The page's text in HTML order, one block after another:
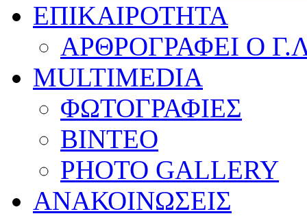
ΕΠΙΚΑΙΡΟΤΗΤΑ
ΑΡΘΡΟΓΡΑΦΕΙ Ο
MULTIMEDIA
ΦΩΤΟΓΡΑΦΙΕΣ
ΒΙΝΤΕΟ
PHOTO GALLERY
ΑΝΑΚΟΙΝΩΣΕΙΣ